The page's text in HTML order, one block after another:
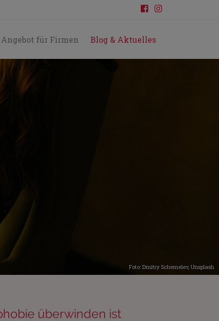
Angebot für Firmen Blog & Aktuelles
Foto: Dmitry Schemelev, Unsplash
überwinden ist